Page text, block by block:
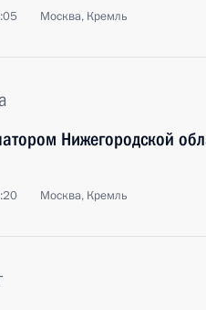
Москва, Кремль
Нижегородской
Москва, Кремль